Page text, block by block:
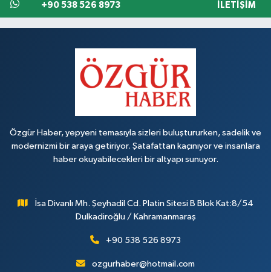
+90 538 526 8973 İLETIŞIM
Özgür Haber, yepyeni temasıyla sizleri buluştururken, sadelik ve
modernizmi bir araya getiriyor. Şatafattan kaçınıyor ve insanlara
haber okuyabilecekleri bir altyapı sunuyor.
İsa Divanlı Mh. Şeyhadil Cd. Platin Sitesi B Blok Kat:8/54
Dulkadiroğlu / Kahramanmaraş
+90 538 526 8973
ozgurhaber@hotmail.com